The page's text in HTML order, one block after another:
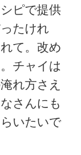
ピで提供
たけれ
て。改め
チャイは
れ方さえ
さんにも
いたいで